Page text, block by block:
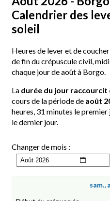
Calendrier des
soleil
Heures de lever et de
de fin du crépuscule civil,
chaque jour de août à Borgo.
La durée du jour raccourcit
cours de la période de août
heures, 31 minutes le
le dernier jour.
Changer de mois :
sam.,